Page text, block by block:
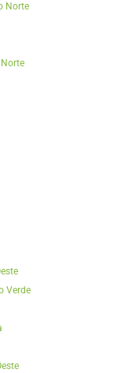
Norte
Verde